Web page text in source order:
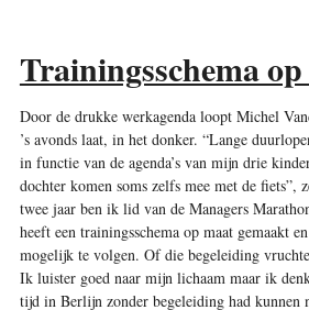
Trainingsschema
Door de drukke werkagenda loopt Michel
’s avonds laat, in het donker. “Lange
in functie van de agenda’s van mijn drie
dochter komen soms zelfs mee met de fiets”,
twee jaar ben ik lid van de Managers
heeft een trainingsschema op maat gemaakt
mogelijk te volgen. Of die begeleiding
Ik luister goed naar mijn lichaam maar ik
tijd in Berlijn zonder begeleiding had kunnen